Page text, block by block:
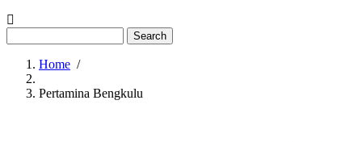
Breadcrumb
Home /
Pertamina Bengkulu